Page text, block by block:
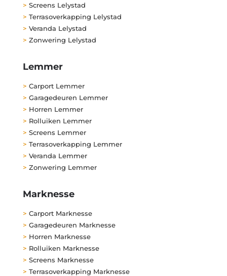
> Screens Lelystad
> Terrasoverkapping Lelystad
> Veranda Lelystad
> Zonwering Lelystad
Lemmer
> Carport Lemmer
> Garagedeuren Lemmer
> Horren Lemmer
> Rolluiken Lemmer
> Screens Lemmer
> Terrasoverkapping Lemmer
> Veranda Lemmer
> Zonwering Lemmer
Marknesse
> Carport Marknesse
> Garagedeuren Marknesse
> Horren Marknesse
> Rolluiken Marknesse
> Screens Marknesse
> Terrasoverkapping Marknesse